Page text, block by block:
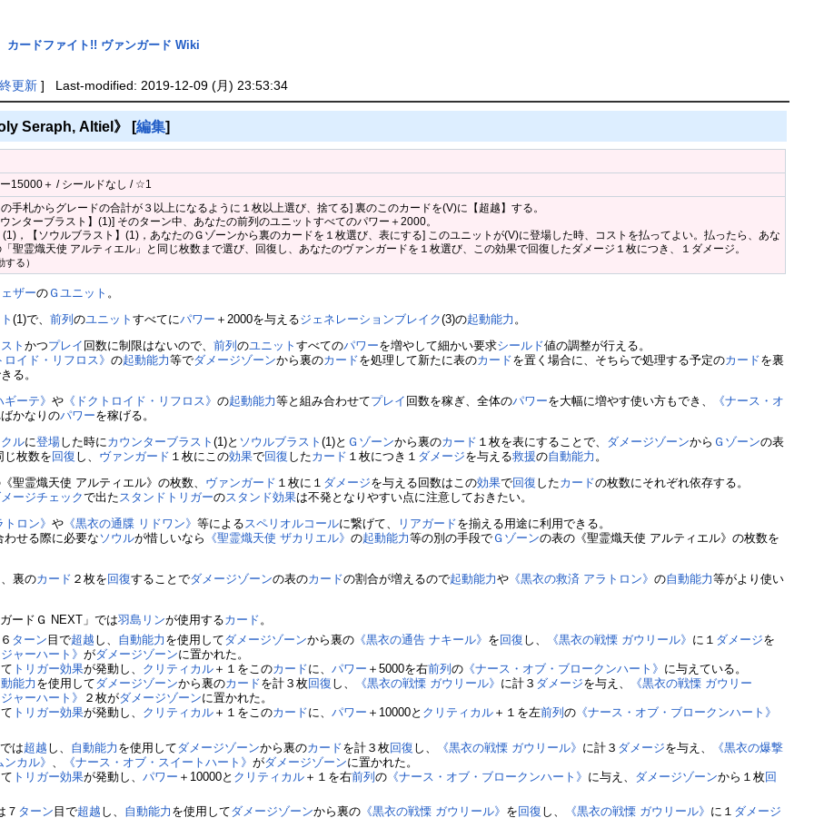
カードファイト!! ヴァンガード Wiki
更新] Last-modified: 2019-12-09 (月) 23:53:34
Seraph, Altiel》 [編集]
15000＋ / シールドなし / ☆1
手札からグレードの合計が３以上になるように１枚以上選び、捨てる] 裏のこのカードを(V)に【超越】する。
ンターブラスト】(1)] そのターン中、あなたの前列のユニットすべてのパワー＋2000。
，【ソウルブラスト】(1)，あなたのＧゾーンから裏のカードを１枚選び、表にする] このユニットが(V)に登場した時、コストを払ってよい。払ったら、あな
聖霊熾天使 アルティエル」と同じ枚数まで選び、回復し、あなたのヴァンガードを１枚選び、この効果で回復したダメージ１枚につき、１ダメージ。
る）
ザーの Ｇユニット 。
(1)で、前列のユニットすべてにパワー ＋2000を与えるジェネレーションブレイク(3)の起動能力 。
トかつプレイ 回数に制限はないので、前列のユニットすべてのパワーを増やして細かい要求シールド値の調整が行える。
ロイド・リフロス》の起動能力等でダメージゾーンから裏のカードを処理して新たに表のカードを置く場合に、そちらで処理する予定のカードを裏
る。
ギーテ》や 《ドクトロイド・リフロス》の起動能力等と組み合わせてプレイ 回数を稼ぎ、全体のパワーを大幅に増やす使い方もでき、
《ナース・オ
かなりのパワーを稼げる。
ルに登場した時にカウンターブラスト(1)と ソウルブラスト(1)と Ｇゾーンから裏のカード １枚を表にすることで、 ダメージゾーンから Ｇゾーンの表
じ枚数を 回復 し、 ヴァンガード １枚にこの効果で回復 したカード １枚につき１ ダメージを与える救援の自動能力 。
聖霊熾天使 アルティエル》の枚数、 ヴァンガード １枚に１ ダメージを与える回数はこの効果で回復 したカードの枚数にそれぞれ依存する。
ージチェックで出た スタンドトリガーのスタンド効果は不発となりやすい点に注意しておきたい。
トロン》や 《黒衣の通牒 リドワン》等による スペリオルコールに繋げて、 リアガードを揃える用途に利用できる。
わせる際に必要な ソウルが惜しいなら 《聖霊熾天使 ザカリエル》の起動能力等の別の手段で Ｇゾーンの表の《聖霊熾天使 アルティエル》の枚数を
裏のカード ２枚を回復することでダメージゾーンの表のカードの割合が増えるので起動能力や 《黒衣の救済 アラトロン》の自動能力等がより使い
ードＧ NEXT」では羽島リンが使用するカード 。
ターン 目で超越 し、 自動能力 を使用してダメージゾーンから裏の 《黒衣の通告 ナキール》 を 回復 し、 《黒衣の戦慄 ガウリール》 に１ ダメージを
ャーハート》がダメージゾーンに置かれた。
トリガー効果が発動し、 クリティカル ＋１をこのカードに、パワー ＋5000を右前列の 《ナース・オブ・ブロークンハート》 に与えている。
能力 を使用してダメージゾーンから裏のカードを計３枚回復 し、 《黒衣の戦慄 ガウリール》 に計３ ダメージを与え、
《黒衣の戦慄 ガウリー
ャーハート》
２枚がダメージゾーンに置かれた。
トリガー効果が発動し、 クリティカル ＋１をこのカードに、パワー ＋10000と クリティカル ＋１を左前列の 《ナース・オブ・ブロークンハート》
は超越 し、 自動能力 を使用してダメージゾーンから裏のカードを計３枚回復 し、 《黒衣の戦慄 ガウリール》 に計３ ダメージを与え、
《黒衣の爆撃
カル》
《ナース・オブ・スイートハート》がダメージゾーンに置かれた。
トリガー効果が発動し、パワー ＋10000と クリティカル ＋１を右前列の 《ナース・オブ・ブロークンハート》 に与え、 ダメージゾーンから１枚回
７ ターン 目で超越 し、 自動能力 を使用してダメージゾーンから裏の 《黒衣の戦慄 ガウリール》 を 回復 し、 《黒衣の戦慄 ガウリール》 に１ ダメージ